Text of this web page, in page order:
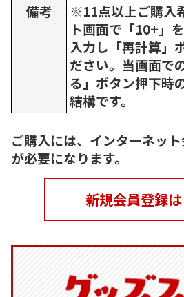
備考
※11点以上ご購入
ト画面で「10+」
入力し「再計算」
ださい。当画面で
る」ボタン押下時
結構です。
ご購入には、インターネット
が必要になります。
新規会員登録